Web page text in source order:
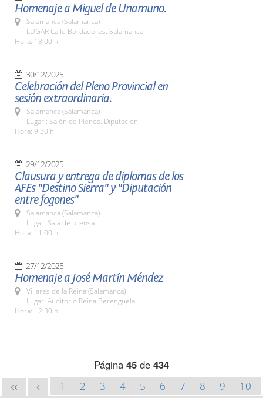
Homenaje a Miguel de Unamuno.
Salamanca (Salamanca)
LUGAR Calle Bordadores. Salamanca.
Hora: 13,00 h.
30/12/2025
Celebración del Pleno Provincial en
sesión extraordinaria.
Salamanca (Salamanca)
Lugar : Salón de Plenos. Diputación
Hora: 9:30 h.
29/12/2025
Clausura y entrega de diplomas de los
AFEs "Destino Sierra" y "Diputación
entre fogones"
Salamanca (Salamanca)
Lugar: Sala de prensa
Hora: 11:00 h.
27/12/2025
Homenaje a José Martín Méndez
Villares de la Reina (Salamanca)
Lugar: Auditorio Reina Berenguela.
Hora: 12:30 h.
Página 45 de 434
<< < 1 2 3 4 5 6 7 8 9
10